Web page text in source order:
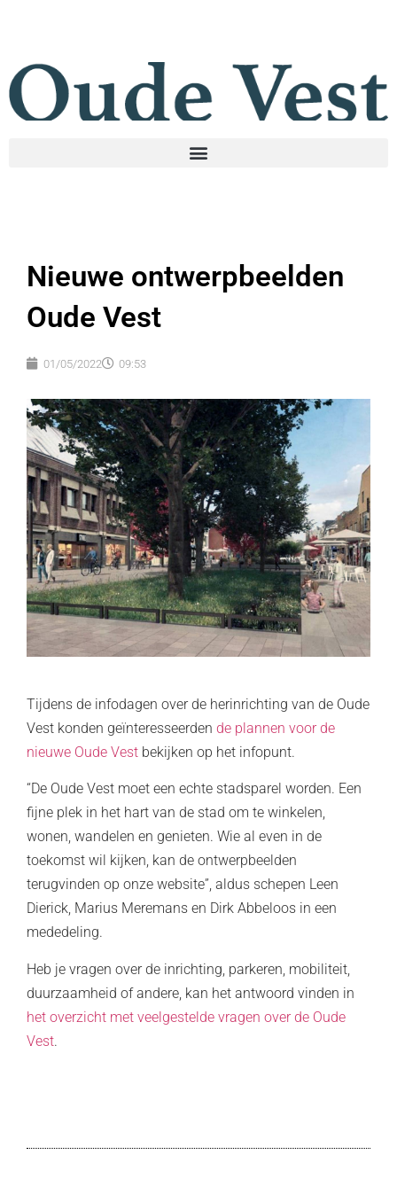
Nieuwe ontwerpbeelden
Oude Vest
01/05/2022 09:53
Tijdens de infodagen over de herinrichting van de Oude
Vest konden geïnteresseerden de plannen voor de
nieuwe Oude Vest bekijken op het infopunt.
“De Oude Vest moet een echte stadsparel worden. Een
fijne plek in het hart van de stad om te winkelen,
wonen, wandelen en genieten. Wie al even in de
toekomst wil kijken, kan de ontwerpbeelden
terugvinden op onze website”, aldus schepen Leen
Dierick, Marius Meremans en Dirk Abbeloos in een
mededeling.
Heb je vragen over de inrichting, parkeren, mobiliteit,
duurzaamheid of andere, kan het antwoord vinden in
het overzicht met veelgestelde vragen over de Oude
Vest.